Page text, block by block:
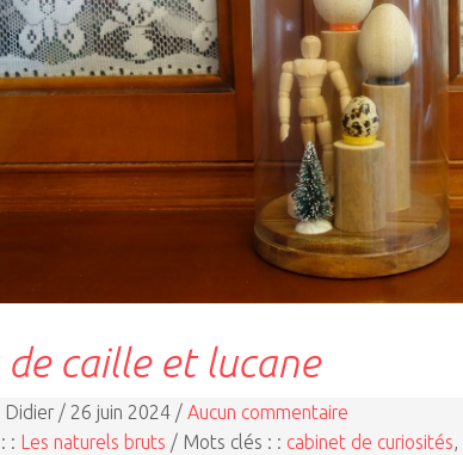
de caille et lucane
Didier / 26 juin 2024 / Aucun commentaire
: Les naturels bruts / Mots clés : : cabinet de curiosités,